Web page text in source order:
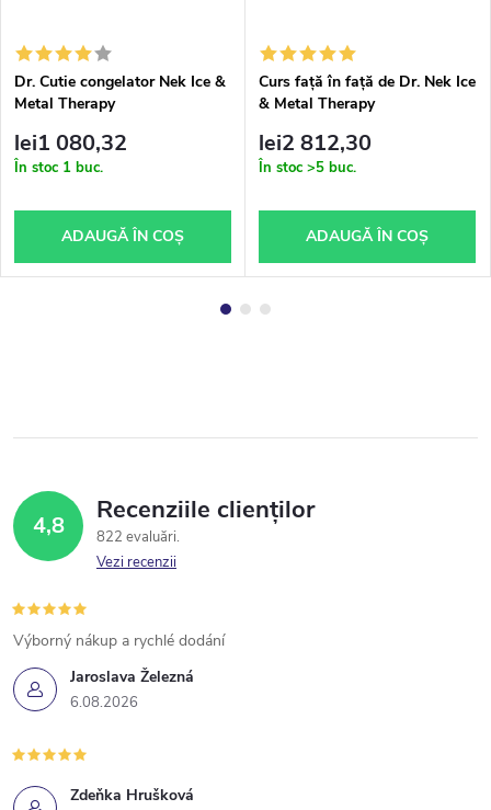
Dr. Cutie congelator Nek Ice &
Metal Therapy
lei1 080,32
În stoc 1 buc.
ADAUGĂ ÎN COŞ
Curs față în față de Dr. Nek Ice
& Metal Therapy
lei2 812,30
În stoc >5 buc.
ADAUGĂ ÎN COŞ
4,8 Recenziile clienților
822 evaluări
Vezi recenzii
Jaroslava Železná
6.08.2026
Výborný nákup a rychlé dodání
Zdeňka Hrušková